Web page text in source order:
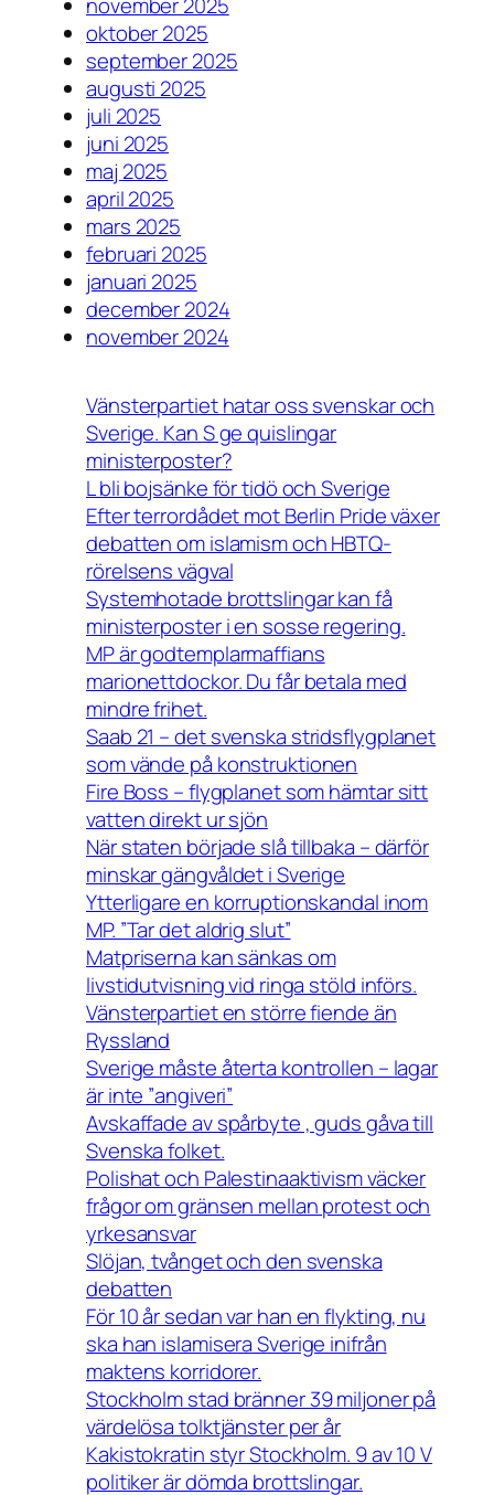
oktober 2025
september 2025
augusti 2025
juli 2025
juni 2025
maj 2025
april 2025
mars 2025
februari 2025
januari 2025
december 2024
november 2024
Vänsterpartiet hatar oss svenskar och
Sverige. Kan S ge quislingar
ministerposter?
L bli bojsänke för tidö och Sverige
Efter terrordådet mot Berlin Pride växer
debatten om islamism och HBTQ-
rörelsens vägval
Systemhotade brottslingar kan få
ministerposter i en sosse regering.
MP är godtemplarmaffians
marionettdockor. Du får betala med
mindre frihet.
Saab 21 – det svenska stridsflygplanet
som vände på konstruktionen
Fire Boss – flygplanet som hämtar sitt
vatten direkt ur sjön
När staten började slå tillbaka – därför
minskar gängvåldet i Sverige
Ytterligare en korruptionskandal inom
MP. ”Tar det aldrig slut”
Matpriserna kan sänkas om
livstidutvisning vid ringa stöld införs.
Vänsterpartiet en större fiende än
Ryssland
Sverige måste återta kontrollen – lagar
är inte ”angiveri”
Avskaffade av spårbyte , guds gåva till
Svenska folket.
Polishat och Palestinaaktivism väcker
frågor om gränsen mellan protest och
yrkesansvar
Slöjan, tvånget och den svenska
debatten
För 10 år sedan var han en flykting, nu
ska han islamisera Sverige inifrån
maktens korridorer.
Stockholm stad bränner 39 miljoner på
värdelösa tolktjänster per år
Kakistokratin styr Stockholm. 9 av 10 V
politiker är dömda brottslingar.